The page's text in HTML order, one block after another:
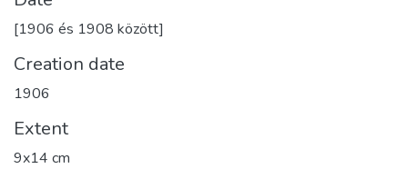
[1906 és 1908 között]
Creation date
1906
Extent
9x14 cm